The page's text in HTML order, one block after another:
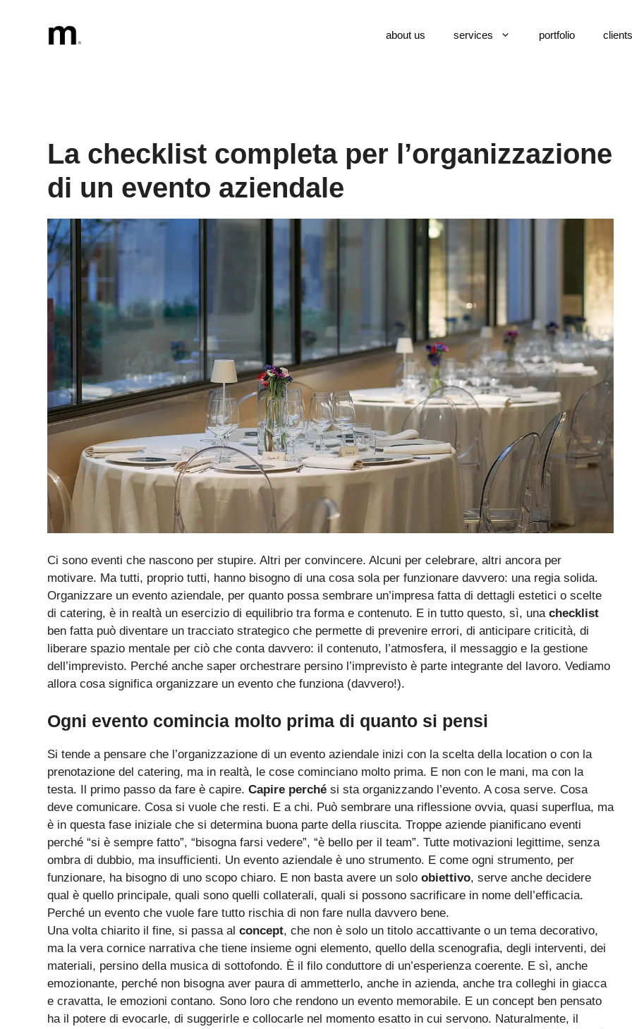
contenuto
about us services portfolio clients
La checklist completa per l’organizzazione
di un evento aziendale
Ci sono eventi che nascono per stupire. Altri per convincere. Alcuni per celebrare, altri ancora per
motivare. Ma tutti, proprio tutti, hanno bisogno di una cosa sola per funzionare davvero: una regia solida.
Organizzare un evento aziendale, per quanto possa sembrare un’impresa fatta di dettagli estetici o scelte
di catering, è in realtà un esercizio di equilibrio tra forma e contenuto. E in tutto questo, sì, una checklist
ben fatta può diventare un tracciato strategico che permette di prevenire errori, di anticipare criticità, di
liberare spazio mentale per ciò che conta davvero: il contenuto, l’atmosfera, il messaggio e la gestione
dell’imprevisto. Perché anche saper orchestrare persino l’imprevisto è parte integrante del lavoro. Vediamo
allora cosa significa organizzare un evento che funziona (davvero!).
Ogni evento comincia molto prima di quanto si pensi
Si tende a pensare che l’organizzazione di un evento aziendale inizi con la scelta della location o con la
prenotazione del catering, ma in realtà, le cose cominciano molto prima. E non con le mani, ma con la
testa. Il primo passo da fare è capire. Capire perché si sta organizzando l’evento. A cosa serve. Cosa
deve comunicare. Cosa si vuole che resti. E a chi. Può sembrare una riflessione ovvia, quasi superflua, ma
è in questa fase iniziale che si determina buona parte della riuscita. Troppe aziende pianificano eventi
perché “si è sempre fatto”, “bisogna farsi vedere”, “è bello per il team”. Tutte motivazioni legittime, senza
ombra di dubbio, ma insufficienti. Un evento aziendale è uno strumento. E come ogni strumento, per
funzionare, ha bisogno di uno scopo chiaro. E non basta avere un solo obiettivo, serve anche decidere
qual è quello principale, quali sono quelli collaterali, quali si possono sacrificare in nome dell’efficacia.
Perché un evento che vuole fare tutto rischia di non fare nulla davvero bene.
Una volta chiarito il fine, si passa al concept, che non è solo un titolo accattivante o un tema decorativo,
ma la vera cornice narrativa che tiene insieme ogni elemento, quello della scenografia, degli interventi, dei
materiali, persino della musica di sottofondo. È il filo conduttore di un’esperienza coerente. E sì, anche
emozionante, perché non bisogna aver paura di ammetterlo, anche in azienda, anche tra colleghi in giacca
e cravatta, le emozioni contano. Sono loro che rendono un evento memorabile. E un concept ben pensato
ha il potere di evocarle, di suggerirle e collocarle nel momento esatto in cui servono. Naturalmente, il